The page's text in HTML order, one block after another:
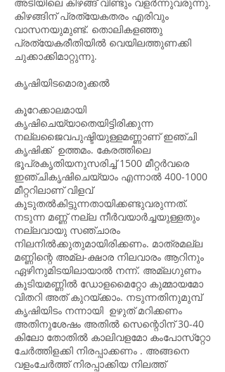
കിഴങ്ങിന് പ്രത്യേകതരം എരിവും
വാസനയുമുണ്ട്. തൊലികളഞ്ഞു
പ്രത്യേകരീതിയിൽ വെയിലത്തുണക്കി
ചുക്കാക്കിമാറ്റുന്നു.
കൃഷിയിടമൊരുക്കൽ
കൂറേക്കാലമായി
കൃഷിചെയ്യാതെയിട്ടിരിക്കുന്ന
നല്ലജൈവപുഷ്ടിയുള്ളമണ്ണാണ് ഇഞ്ചി
കൃഷിക്ക് ഉത്തമം. കേരത്തിലെ
ഭൂപ്രകൃതിയനുസരിച്ച് 1500 മീറ്റർവരെ
ഇഞ്ചികൃഷിചെയ്യാം എന്നാൽ 400-1000
മീറ്ററിലാണ് വിളവ്
കൂടുതൽകിട്ടുന്നതായിക്കണ്ടുവരുന്നത്.
നടുന്ന മണ്ണ് നല്ല നീർവയാർച്ചയുള്ളതും
നല്ലവായു സഞ്ചാരം
നിലനിൽക്കുതുമായിരിക്കണം. മാത്രമല്ല
മണ്ണിന്റെ അമ്ല-ക്ഷാര നിലവാരം ആറിനും
ഏഴിനുമിടയിലായാൽ നന്ന്. അമ്ലഗുണം
കൂടിയമണ്ണിൽ ഡോളമൈറ്റോ കുമ്മായമോ
വിതറി അത് കുറയ്ക്കാം. നടുന്നതിനുമുമ്പ്
കൃഷിയിടം നന്നായി ഉഴുത് മറിക്കണം
അതിനുശേഷം അതിൽ സെന്റൊിന് 30-40
കിലോ തോതിൽ കാലിവളമോ കംപോസ്‌റ്റോ
ചേർത്തിളക്കി നിരപ്പാക്കണം . അങ്ങനെ
വളംചേർത്ത് നിരപ്പാക്കിയ നിലത്ത്